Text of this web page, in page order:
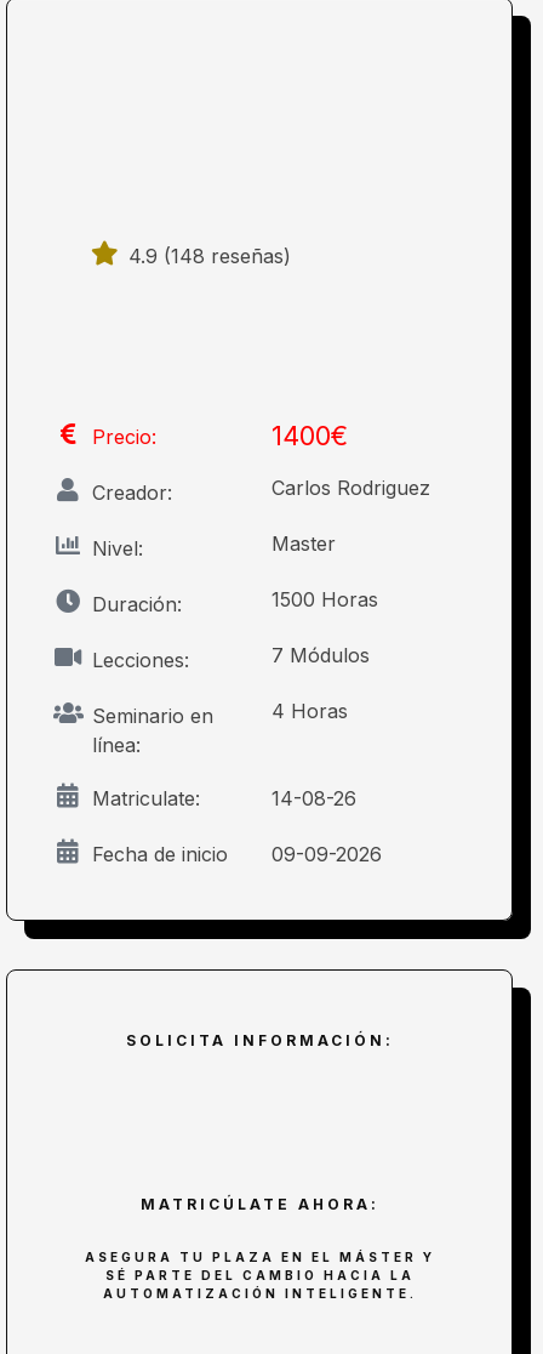
4.9 (148 reseñas)
Precio: 1400€
Creador: Carlos Rodriguez
Nivel: Master
Duración: 1500 Horas
Lecciones: 7 Módulos
Seminario en
línea:
4 Horas
Matriculate: 14-08-26
Fecha de inicio 09-09-2026
SOLICITA INFORMACIÓN:
MATRICÚLATE AHORA:
ASEGURA TU PLAZA EN EL MÁSTER Y
SÉ PARTE DEL CAMBIO HACIA LA
AUTOMATIZACIÓN INTELIGENTE.